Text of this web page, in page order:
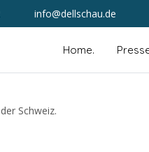
info@dellschau.de
Home.